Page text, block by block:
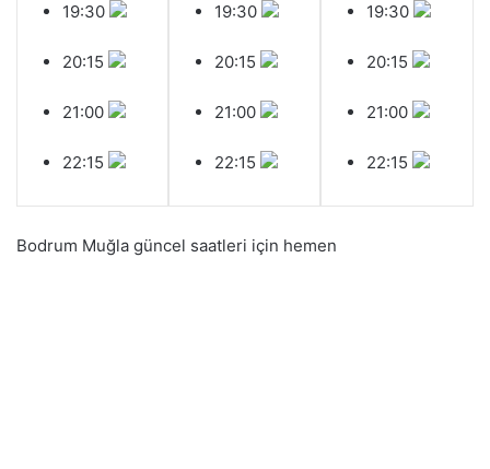
19:30
20:15
21:00
22:15
19:30
20:15
21:00
22:15
19:30
20:15
21:00
22:15
Bodrum Muğla güncel saatleri için hemen